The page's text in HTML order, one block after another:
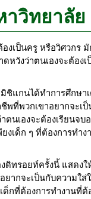
าวิทยาลัย
งเป็นครู หรือวิศวกร มั
หวังว่าตนเองจะต้องเ
ชิแกนได้ทำการศึกษา
พที่พวกเขาอยากจะเป็
ตนเองจะต้องเรียนจบ
เด็ก ๆ ที่ต้องการทำง
ดิทรอยท์ครั้งนี้ แสดงใ
ยากจะเป็นกับความใส่
กที่ต้องการทำงานที่ต้